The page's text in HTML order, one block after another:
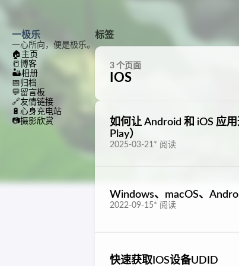
一极乐
一心所向，便是极乐。
🏠 主页
📒 博客
🏜️相册
📅 归档
💬留言板
🔗友情链接
🔋 心身充电站
📷摄影欣赏
标签
3 个页面
IOS
如何让 Android 和 iOS 应
Play）
2025-03-21* 阅读
Windows、macOS、
2022-09-15* 阅读
快速获取IOS设备UDID